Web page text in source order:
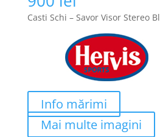
baza a
de
Casti Schi – Savor Visor Stereo Bl
Info mărimi
Mai multe imagini